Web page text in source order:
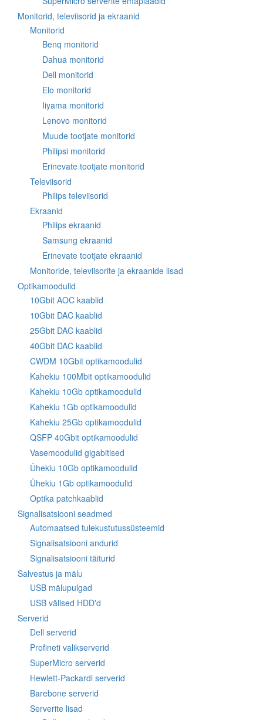
Monitorid, televiisorid ja ekraanid
Monitorid
Benq monitorid
Dahua monitorid
Dell monitorid
Elo monitorid
Iiyama monitorid
Lenovo monitorid
Muude tootjate monitorid
Philipsi monitorid
Erinevate tootjate monitorid
Televiisorid
Philips televiisorid
Ekraanid
Philips ekraanid
Samsung ekraanid
Erinevate tootjate ekraanid
Monitoride, televiisorite ja ekraanide lisad
Optikamoodulid
10Gbit AOC kaablid
10Gbit DAC kaablid
25Gbit DAC kaablid
40Gbit DAC kaablid
CWDM 10Gbit optikamoodulid
Kahekiu 100Mbit optikamoodulid
Kahekiu 10Gb optikamoodulid
Kahekiu 1Gb optikamoodulid
Kahekiu 25Gb optikamoodulid
QSFP 40Gbit optikamoodulid
Vasemoodulid gigabitised
Ühekiu 10Gb optikamoodulid
Ühekiu 1Gb optikamoodulid
Optika patchkaablid
Signalisatsiooni seadmed
Automaatsed tulekustutussüsteemid
Signalisatsiooni andurid
Signalisatsiooni täiturid
Salvestus ja mälu
USB mälupulgad
USB välised HDD'd
Serverid
Dell serverid
Profineti valikserverid
SuperMicro serverid
Hewlett-Packardi serverid
Barebone serverid
Serverite lisad